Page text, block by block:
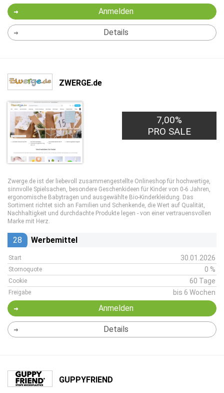
Anmelden
Details
ZWERGE.de
7,00%
PRO SALE
Zwerge.de ist der liebevoll zusammengestellte Onlineshop für hochwertige,
sinnvolle Spielsachen, besondere Geschenkideen für Kinder von 0-6 Jahren,
ergonomische Babytragen und ausgewählte Bio-Kinderkleidung. Das
Sortiment richtet sich an Familien und Schenkende, die Wert auf Qualität,
Nachhaltigkeit und durchdachte Produkte legen - von einer vertrauensvollen
Marke mit Herz.
28 Werbemittel
Start 30.01.2026
Stornoquote 0 %
Cookie 60 Tage
Freigabe bis 6 Wochen
Anmelden
Details
GUPPYFRIEND